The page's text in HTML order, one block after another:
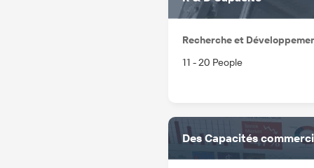
Recherche et
11 - 20 People
Des Capacités